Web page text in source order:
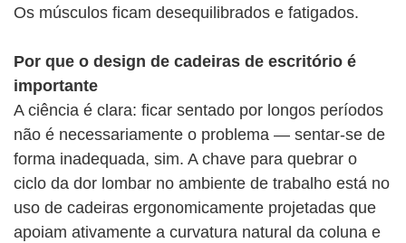
Os músculos ficam desequilibrados e fatigados.
Por que o design de cadeiras de escritório é
importante
A ciência é clara: ficar sentado por longos períodos
não é necessariamente o problema — sentar-se de
forma inadequada, sim. A chave para quebrar o
ciclo da dor lombar no ambiente de trabalho está no
uso de cadeiras ergonomicamente projetadas que
apoiam ativamente a curvatura natural da coluna e